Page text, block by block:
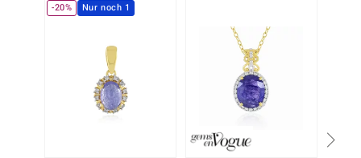
-20% Nur noch 1